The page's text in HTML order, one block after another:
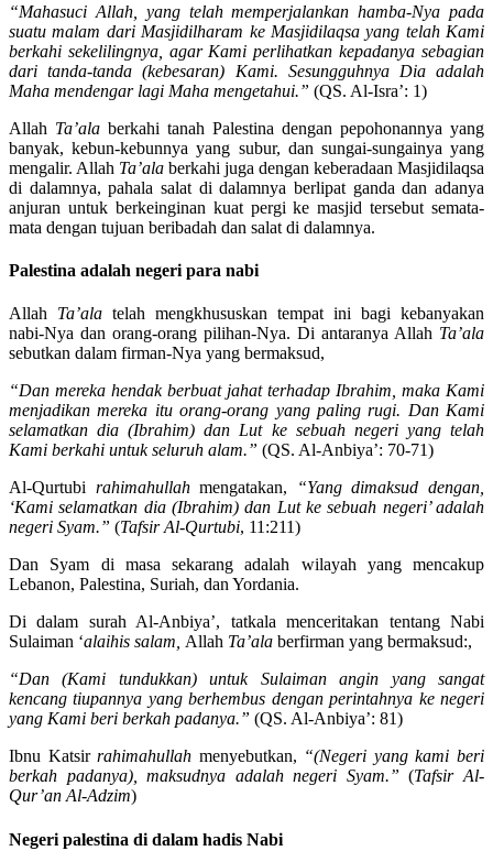
“Mahasuci Allah, yang telah memperjalankan hamba-Nya pada
suatu malam dari Masjidilharam ke Masjidilaqsa yang telah Kami
berkahi sekelilingnya, agar Kami perlihatkan kepadanya sebagian
dari tanda-tanda (kebesaran) Kami. Sesungguhnya Dia adalah
Maha mendengar lagi Maha mengetahui.” (QS. Al-Isra’: 1)
Allah Ta’ala berkahi tanah Palestina dengan pepohonannya yang
banyak, kebun-kebunnya yang subur, dan sungai-sungainya yang
mengalir. Allah Ta’ala berkahi juga dengan keberadaan Masjidilaqsa
di dalamnya, pahala salat di dalamnya berlipat ganda dan adanya
anjuran untuk berkeinginan kuat pergi ke masjid tersebut semata-
mata dengan tujuan beribadah dan salat di dalamnya.
Palestina adalah negeri para nabi
Allah Ta’ala telah mengkhususkan tempat ini bagi kebanyakan
nabi-Nya dan orang-orang pilihan-Nya. Di antaranya Allah Ta’ala
sebutkan dalam firman-Nya yang bermaksud,
“Dan mereka hendak berbuat jahat terhadap Ibrahim, maka Kami
menjadikan mereka itu orang-orang yang paling rugi. Dan Kami
selamatkan dia (Ibrahim) dan Lut ke sebuah negeri yang telah
Kami berkahi untuk seluruh alam.” (QS. Al-Anbiya’: 70-71)
Al-Qurtubi rahimahullahmengatakan,
“Yang dimaksud dengan,
‘Kami selamatkan dia (Ibrahim) dan Lut ke sebuah negeri’ adalah
negeri Syam.” (Tafsir Al-Qurtubi, 11:211)
Dan Syam di masa sekarang adalah wilayah yang mencakup
Lebanon, Palestina, Suriah, dan Yordania.
Di dalam surah Al-Anbiya’, tatkala menceritakan tentang Nabi
Sulaiman ‘alaihis salam, Allah Ta’ala berfirman yang bermaksud:,
“Dan (Kami tundukkan) untuk Sulaiman angin yang sangat
kencang tiupannya yang berhembus dengan perintahnya ke negeri
yang Kami beri berkah padanya.” (QS. Al-Anbiya’: 81)
Ibnu Katsirrahimahullah menyebutkan, “(Negeri yang kami beri
berkah padanya), maksudnya adalah negeri Syam.” (Tafsir Al-
Qur’an Al-Adzim)
Negeri palestina di dalam hadis Nabi